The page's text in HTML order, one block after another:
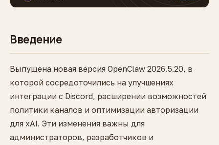
Введение
Выпущена новая версия OpenClaw 2026.5.20, в
которой сосредоточились на улучшениях
интеграции с Discord, расширении возможностей
политики каналов и оптимизации авторизации
для xAI. Эти изменения важны для
администраторов, разработчиков и